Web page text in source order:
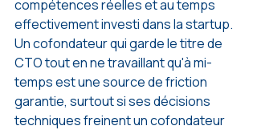
compétences réelles et au temps
effectivement investi dans la startup.
Un cofondateur qui garde le titre de
CTO tout en ne travaillant qu'à mi-
temps est une source de friction
garantie, surtout si ses décisions
techniques freinent un cofondateur